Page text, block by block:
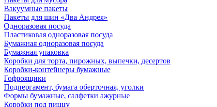
Вакуумные пакеты
Пакеты для шин «Два Андрея»
Одноразовая посуда
Пластиковая одноразовая посуда
Бумажная одноразовая посуда
Бумажная упаковка
Коробки для торта, пирожных, выпечки, десертов
Коробки-контейнеры бумажные
Гофроящики
Подпергамент, бумага оберточная, уголки
Формы бумажные, салфетки ажурные
Коробки под пиццу